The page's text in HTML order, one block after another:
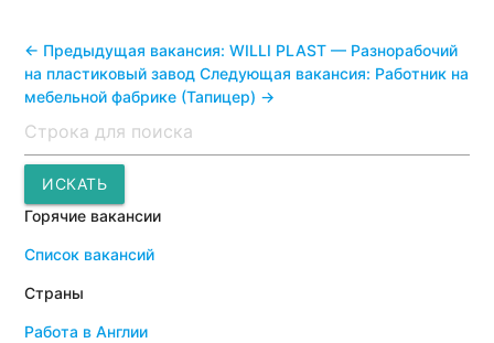
<- Предыдущая вакансия: WILLI PLAST — Разнорабочий
на пластиковый завод Следующая вакансия: Работник на
мебельной фабрике (Тапицер) ->
ИСКАТЬ
Горячие вакансии
Список вакансий
Страны
Работа в Англии